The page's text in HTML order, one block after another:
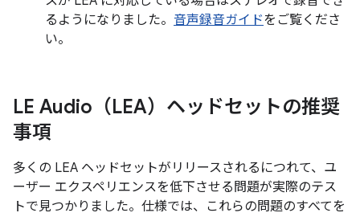
るようになりました。 音声録音ガイドをご覧くださ
い。
LE Audio（LEA）ヘッドセットの推奨
事項
多くの LEA ヘッドセットがリリースされるにつれて、ユ
ーザー エクスペリエンスを低下させる問題が実際のテス
トで見つかりました。仕様では、これらの問題のすべてを